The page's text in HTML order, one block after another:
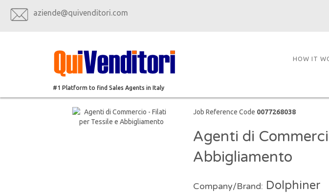
aziende@quivenditori.com
#1 Platform to find Sales Agents in Italy
HOW IT
Job Reference Code 0077268038
Agenti di
Abbigliamento
Company/Brand: Dolphiner